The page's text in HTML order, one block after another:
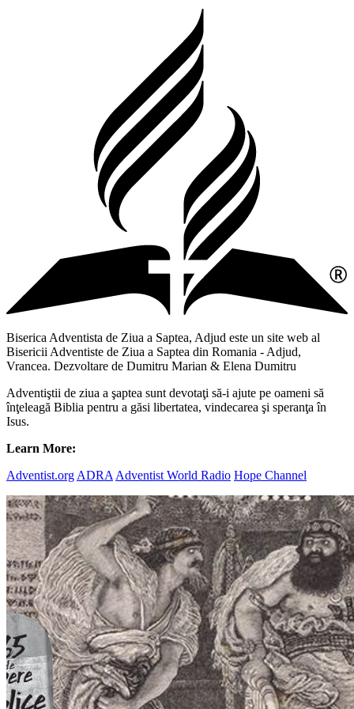
Biserica Adventista de Ziua a Saptea, Adjud este un site web al
Bisericii Adventiste de Ziua a Saptea din Romania - Adjud,
Vrancea. Dezvoltare de Dumitru Marian & Elena Dumitru
Adventiştii de ziua a şaptea sunt devotaţi să-i ajute pe oameni să
înţeleagă Biblia pentru a găsi libertatea, vindecarea şi speranţa în
Isus.
Learn More:
Adventist.org ADRA Adventist World Radio Hope Channel